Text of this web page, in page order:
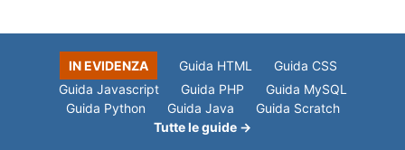
IN EVIDENZA Guida HTML
Guida CSS
Guida Javascript
Guida PHP
Guida MySQL
Guida Python
Guida Java
Guida Scratch
Tutte le guide →